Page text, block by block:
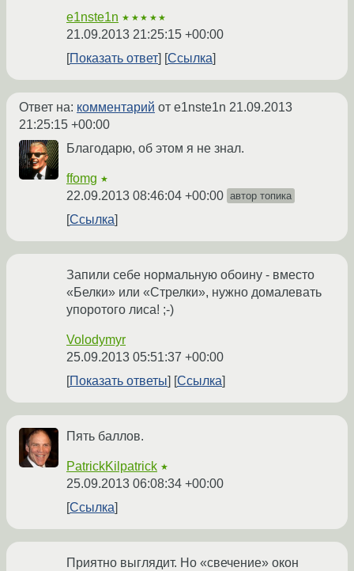
e1nste1n ★★★★★
21.09.2013 21:25:15 +00:00
Показать ответ
Ссылка
Ответ на: комментарий от e1nste1n 21.09.2013
21:25:15 +00:00
Благодарю, об этом я не знал.
ffomg ★
22.09.2013 08:46:04 +00:00 автор топика
Ссылка
Запили себе нормальную обоину - вместо
«Белки» или «Стрелки», нужно домалевать
упоротого лиса! ;-)
Volodymyr
25.09.2013 05:51:37 +00:00
Показать ответы
Ссылка
Пять баллов.
PatrickKilpatrick ★
25.09.2013 06:08:34 +00:00
Ссылка
Приятно выглядит. Но «свечение» окон